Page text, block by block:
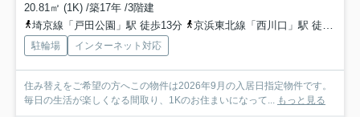
20.81㎡ (1K) /築17年 /3階建
埼京線「戸田公園」駅 徒歩13分
京浜東北線「西川口」駅 徒歩26分
駐輪場 インターネット対応
住み替えをご希望の方へこの物件は2026年9月の入居日指定物件です。
毎日の生活が楽しくなる間取り、1Kのお住まいになって...
もっと見る